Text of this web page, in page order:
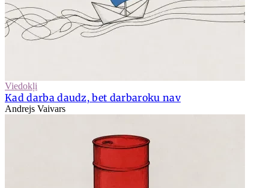
Viedokļi
Kad darba daudz, bet darbaroku nav
Andrejs Vaivars